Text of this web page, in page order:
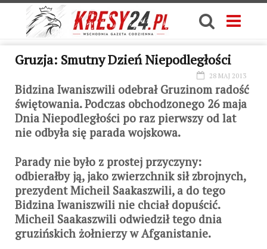
Gruzja: Smutny Dzień Niepodległości
28 MAJ 2013
Bidzina Iwaniszwili odebrał Gruzinom radość
świętowania. Podczas obchodzonego 26 maja
Dnia Niepodległości po raz pierwszy od lat
nie odbyła się parada wojskowa.
Parady nie było z prostej przyczyny:
odbierałby ją, jako zwierzchnik sił zbrojnych,
prezydent Micheil Saakaszwili, a do tego
Bidzina Iwaniszwili nie chciał dopuścić.
Micheil Saakaszwili odwiedził tego dnia
gruzińskich żołnierzy w Afganistanie.